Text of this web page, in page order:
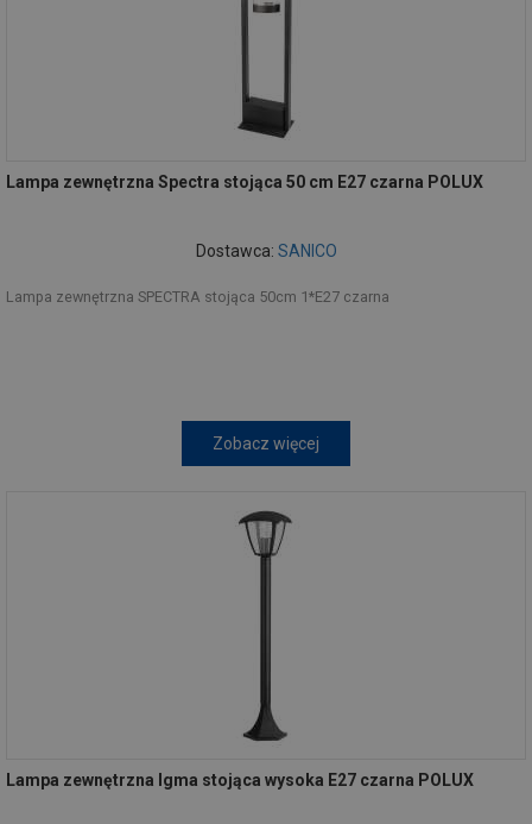
Lampa zewnętrzna Spectra stojąca 50 cm E27 czarna POLUX
Dostawca: SANICO
Lampa zewnętrzna SPECTRA stojąca 50cm 1*E27 czarna
Zobacz więcej
Lampa zewnętrzna Igma stojąca wysoka E27 czarna POLUX